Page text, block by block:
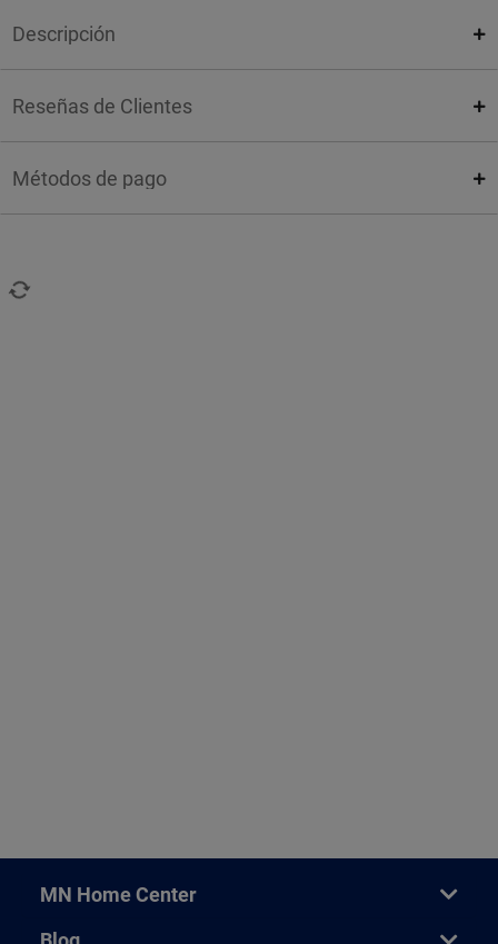
Descripción
Reseñas de Clientes
Métodos de pago
MN Home Center